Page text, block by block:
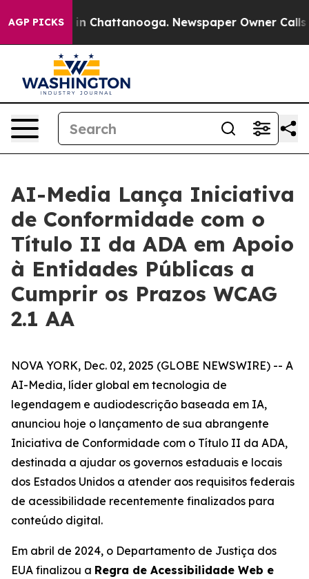
AGP PICKS
Chaos in Chattanooga. Newspaper Owner Calls
AI-Media Lança Iniciativa
de Conformidade com o
Título II da ADA em Apoio
à Entidades Públicas a
Cumprir os Prazos WCAG
2.1 AA
NOVA YORK, Dec. 02, 2025 (GLOBE NEWSWIRE) -- A
AI-Media, líder global em tecnologia de
legendagem e audiodescrição baseada em IA,
anunciou hoje o lançamento de sua abrangente
Iniciativa de Conformidade com o Título II da ADA,
destinada a ajudar os governos estaduais e locais
dos Estados Unidos a atender aos requisitos federais
de acessibilidade recentemente finalizados para
conteúdo digital.
Em abril de 2024, o Departamento de Justiça dos
EUA finalizou a Regra de Acessibilidade Web e